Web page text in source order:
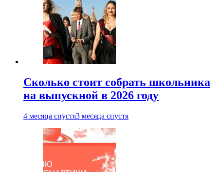
Сколько стоит собрать школьника
на выпускной в 2026 году
4 месяца спустя3 месяца спустя